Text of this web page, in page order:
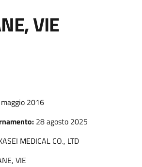
VIE
2016
28 agosto 2025
MEDICAL CO., LTD
VIE